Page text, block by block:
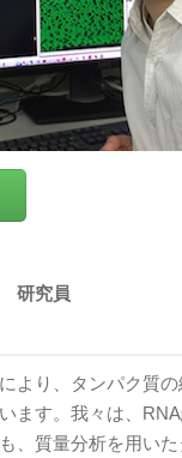
研究員
より、タンパク質
ます。我々は、
、質量分析を用い